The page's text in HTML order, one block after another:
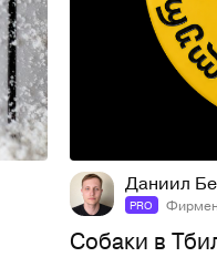
26
Даниил
PRO